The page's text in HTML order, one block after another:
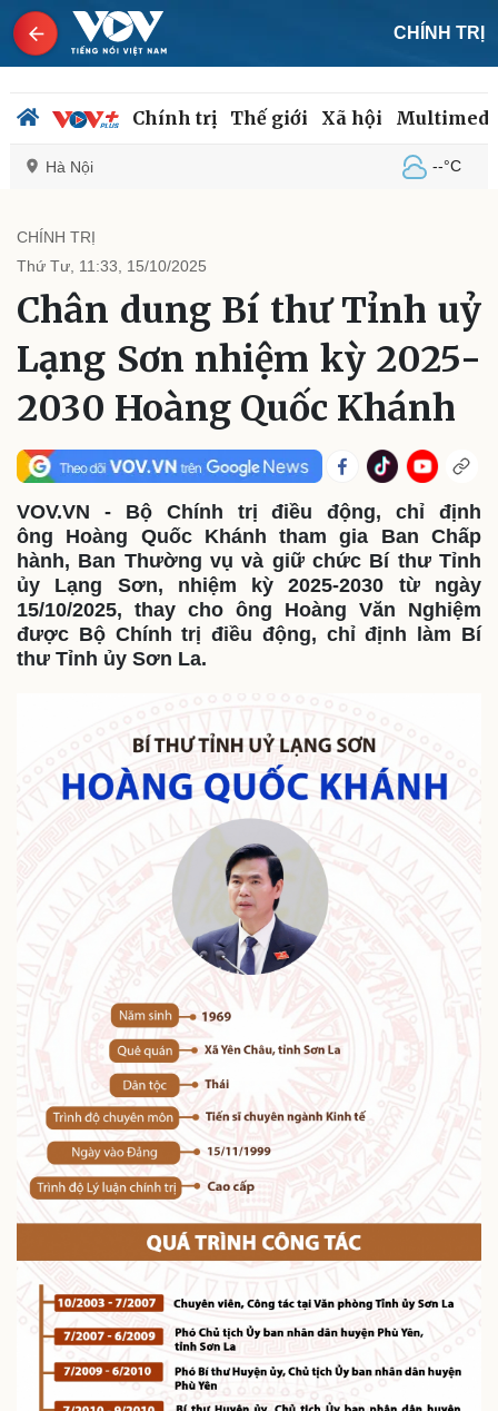
CHÍNH TRỊ
Chính trị Thế giới Xã hội
Hà Nội --°C
Chính trị
Đảng
Tổ chức nhân sự
Quốc hội
Nhận diện sự thật
Tin 24h
Dự báo thời tiết
Giáo dục
Dấu ấn VOV
Việc làm
Biển đảo
Thế giới
Quan sát
Cuộc sống đó đây
Hồ sơ
Multimedia
Video
Ảnh
E-Magazine
Kinh tế
Thị trường
Giá vàng
Tiêu dùng
Tỷ giá
Chứng khoán
Giá cà phê
Tin nóng
Tư vấn luật
Việt Nam
Phân tích
Thể thao
Bóng đá
Lịch thi đấu bóng đá
Thế giới thể thao
eSports
Ô tô
Xe máy
Tư vấn
CHÍNH TRỊ
Thứ Tư, 11:33, 15/10/2025
Chân dung Bí thư Tỉnh uỷ
Lạng Sơn nhiệm kỳ 2025-
2030 Hoàng Quốc Khánh
VOV.VN - Bộ Chính trị điều động, chỉ định
ông Hoàng Quốc Khánh tham gia Ban Chấp
hành, Ban Thường vụ và giữ chức Bí thư Tỉnh
ủy Lạng Sơn, nhiệm kỳ 2025-2030 từ ngày
15/10/2025, thay cho ông Hoàng Văn Nghiệm
được Bộ Chính trị điều động, chỉ định làm Bí
thư Tỉnh ủy Sơn La.